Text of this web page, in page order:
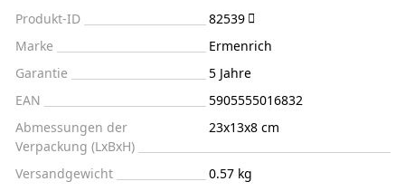
Produkt-ID
82539
Marke
Ermenrich
Garantie
5 Jahre
EAN
5905555016832
Abmessungen der
Verpackung (LxBxH)
23x13x8 cm
Versandgewicht
0.57 kg